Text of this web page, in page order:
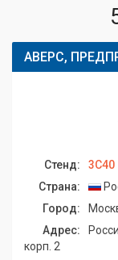
АВЕРС,
Стенд:
3C40
Страна:
Город:
Адрес:
корп. 2